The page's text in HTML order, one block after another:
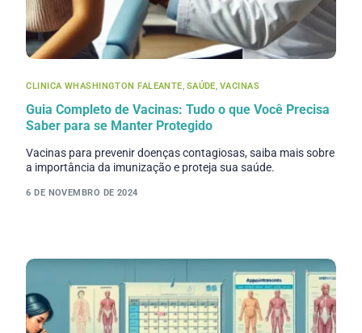
CLINICA WHASHINGTON FALEANTE, SAÚDE, VACINAS
Guia Completo de Vacinas: Tudo o que Você Precisa
Saber para se Manter Protegido
Vacinas para prevenir doenças contagiosas, saiba mais sobre
a importância da imunização e proteja sua saúde.
6 DE NOVEMBRO DE 2024